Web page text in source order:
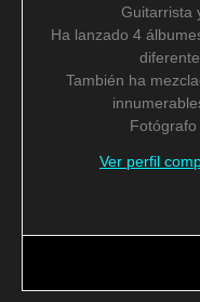
Guitarrista
Ha lanzado 4
También ha
Ver perfil